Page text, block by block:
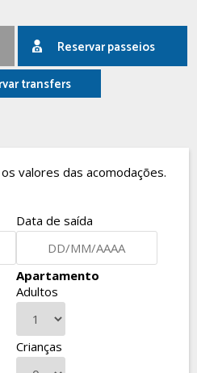
Reservar passeios
transfers
valores das acomodações.
Data de saída
Apartamento
Adultos
Crianças